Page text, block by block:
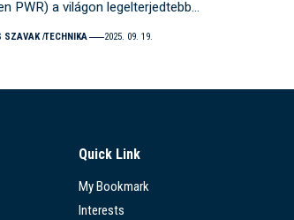
PWR) a világon legelterjedtebb…
SZAVAK TECHNIKA 2025. 09. 19.
Quick Link
My Bookmark
Interests